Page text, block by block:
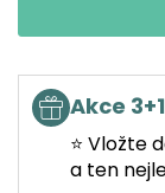
Akce
⭐ Vložte
a ten